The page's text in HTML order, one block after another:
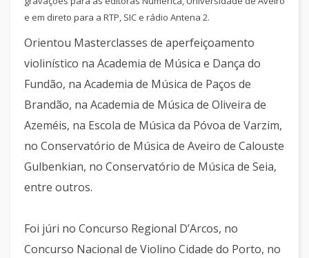
e em direto para a RTP, SIC e rádio Antena 2.
Orientou Masterclasses de aperfeiçoamento
violinístico na Academia de Música e Dança do
Fundão, na Academia de Música de Paços de
Brandão, na Academia de Música de Oliveira de
Azeméis, na Escola de Música da Póvoa de Varzim,
no Conservatório de Música de Aveiro de Calouste
Gulbenkian, no Conservatório de Música de Seia,
entre outros.
Foi júri no Concurso Regional D’Arcos, no
Concurso Nacional de Violino Cidade do Porto, no